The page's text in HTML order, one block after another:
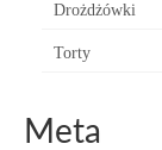
Drożdżówki
Torty
Meta